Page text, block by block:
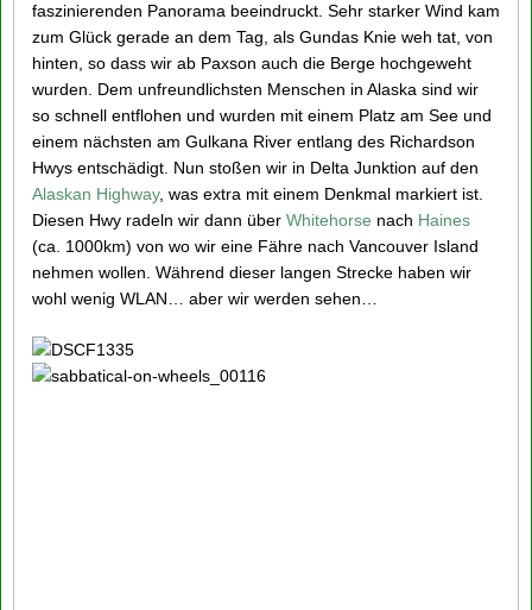
faszinierenden Panorama beeindruckt. Sehr starker Wind kam
zum Glück gerade an dem Tag, als Gundas Knie weh tat, von
hinten, so dass wir ab Paxson auch die Berge hochgeweht
wurden. Dem unfreundlichsten Menschen in Alaska sind wir
so schnell entflohen und wurden mit einem Platz am See und
einem nächsten am Gulkana River entlang des Richardson
Hwys entschädigt. Nun stoßen wir in Delta Junktion auf den
Alaskan Highway, was extra mit einem Denkmal markiert ist.
Diesen Hwy radeln wir dann über Whitehorse nach Haines
(ca. 1000km) von wo wir eine Fähre nach Vancouver Island
nehmen wollen. Während dieser langen Strecke haben wir
wohl wenig WLAN… aber wir werden sehen…